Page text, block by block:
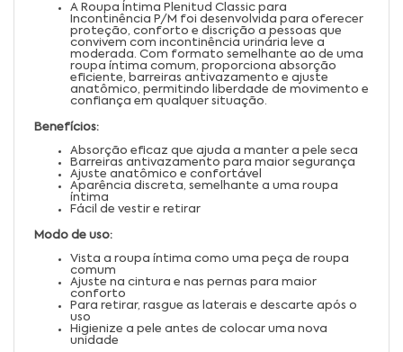
A Roupa Íntima Plenitud Classic para
Incontinência P/M foi desenvolvida para oferecer
proteção, conforto e discrição a pessoas que
convivem com incontinência urinária leve a
moderada. Com formato semelhante ao de uma
roupa íntima comum, proporciona absorção
eficiente, barreiras antivazamento e ajuste
anatômico, permitindo liberdade de movimento e
confiança em qualquer situação.
Benefícios:
Absorção eficaz que ajuda a manter a pele seca
Barreiras antivazamento para maior segurança
Ajuste anatômico e confortável
Aparência discreta, semelhante a uma roupa
íntima
Fácil de vestir e retirar
Modo de uso:
Vista a roupa íntima como uma peça de roupa
comum
Ajuste na cintura e nas pernas para maior
conforto
Para retirar, rasgue as laterais e descarte após o
uso
Higienize a pele antes de colocar uma nova
unidade